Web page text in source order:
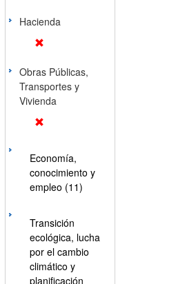
Hacienda
Obras Públicas,
Transportes y
Vivienda
Economía,
conocimiento y
empleo (11)
Transición
ecológica, lucha
por el cambio
climático y
planificación